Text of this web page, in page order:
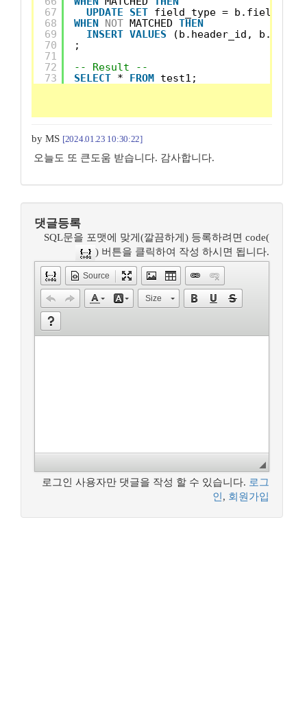
67
68
69
70
71
72
73
UPDATE
SET field_type =
WHEN NOT MATCHED THEN
INSERT VALUES
(b.header_id,
;
-- Result --
SELECT * FROM test1;
by MS [2024.01.23 10:30:22]
오늘도 또 큰도움 받습니다. 감사합니다.
댓글등록
SQL문을 포맷에 맞게(깔끔하게) 등록하려면 code(
) 버튼을 클릭하여 작성 하시면 됩니다.
Source
Size
로그인 사용자만 댓글을 작성 할 수 있습니다. 로그
인 , 회원가입